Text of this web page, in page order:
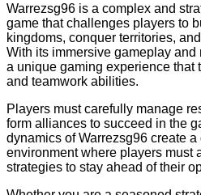
Warrezsg96 is a complex and
game that challenges players to
kingdoms, conquer territories,
With its immersive gameplay and
a unique gaming experience that
and teamwork abilities.
Players must carefully manage
form alliances to succeed in the
dynamics of Warrezsg96 create
environment where players must
strategies to stay ahead of their